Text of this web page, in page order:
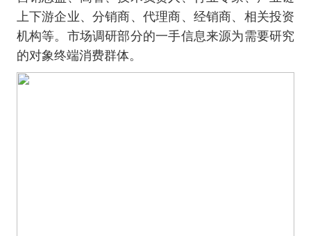
上下游企业、分销商、代理商、经销商、相关投资
机构等。市场调研部分的一手信息来源为需要研究
的对象终端消费群体。